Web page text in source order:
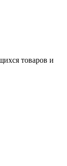
товаров и